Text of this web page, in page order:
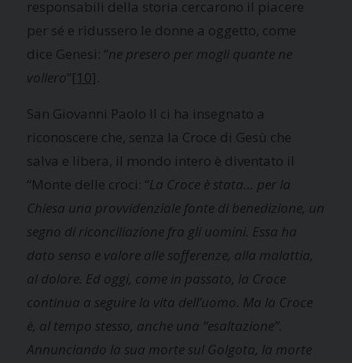
responsabili della storia cercarono il piacere
per sé e ridussero le donne a oggetto, come
dice Genesi: “ne presero per mogli quante ne
vollero”[10].
San Giovanni Paolo II ci ha insegnato a
riconoscere che, senza la Croce di Gesù che
salva e libera, il mondo intero è diventato il
“Monte delle croci: “La Croce è stata… per la
Chiesa una provvidenziale fonte di benedizione, un
segno di riconciliazione fra gli uomini. Essa ha
dato senso e valore alle sofferenze, alla malattia,
al dolore. Ed oggi, come in passato, la Croce
continua a seguire la vita dell’uomo. Ma la Croce
è, al tempo stesso, anche una “esaltazione”.
Annunciando la sua morte sul Golgota, la morte